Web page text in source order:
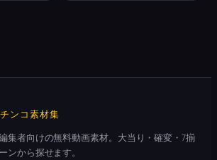
ンコ素材集
集者向けの無料動画素材。大当り・確変・7揃
ンから探せます。